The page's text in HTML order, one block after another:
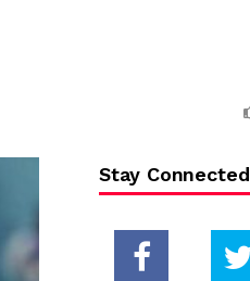
Stay Connected